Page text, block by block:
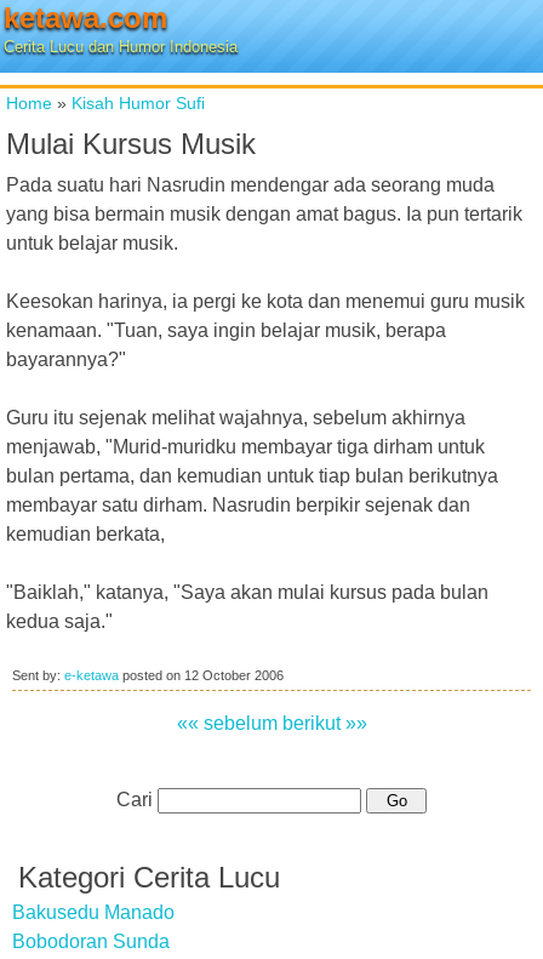
ketawa.com
Cerita Lucu dan Humor Indonesia
Home » Kisah Humor Sufi
Mulai Kursus Musik
Pada suatu hari Nasrudin mendengar ada seorang muda
yang bisa bermain musik dengan amat bagus. Ia pun tertarik
untuk belajar musik.
Keesokan harinya, ia pergi ke kota dan menemui guru musik
kenamaan. "Tuan, saya ingin belajar musik, berapa
bayarannya?"
Guru itu sejenak melihat wajahnya, sebelum akhirnya
menjawab, "Murid-muridku membayar tiga dirham untuk
bulan pertama, dan kemudian untuk tiap bulan berikutnya
membayar satu dirham. Nasrudin berpikir sejenak dan
kemudian berkata,
"Baiklah," katanya, "Saya akan mulai kursus pada bulan
kedua saja."
Sent by: e-ketawa posted on 12 October 2006
«« sebelum berikut »»
Cari
Kategori Cerita Lucu
Bakusedu Manado
Bobodoran Sunda